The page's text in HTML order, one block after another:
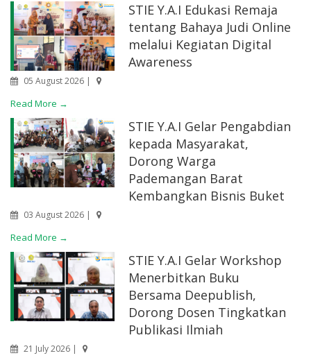
STIE Y.A.I Edukasi Remaja
tentang Bahaya Judi Online
melalui Kegiatan Digital
Awareness
05 August 2026 |
Read More →
STIE Y.A.I Gelar Pengabdian
kepada Masyarakat,
Dorong Warga
Pademangan Barat
Kembangkan Bisnis Buket
03 August 2026 |
Read More →
STIE Y.A.I Gelar Workshop
Menerbitkan Buku
Bersama Deepublish,
Dorong Dosen Tingkatkan
Publikasi Ilmiah
21 July 2026 |